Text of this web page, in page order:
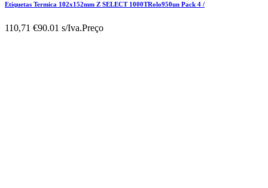
Etiquetas Termica 102x152mm Z SELECT 1000TRolo950un Pack 4 /
110,71 €90.01 s/Iva.Preço